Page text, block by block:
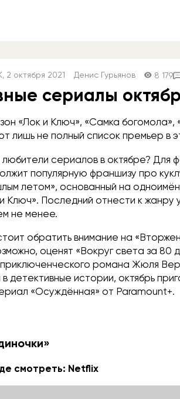
, 2 октября 2021 Денис Гурьянов 8 179
сериалы
«Лок и Ключ», «Самка богомола»,
лишь не полный список премьер в
любители сериалов в октябре? Для
популярную франшизу про
летом», основанный на
Ключ». Последний отнести к жанру
не менее.
обратить внимание на
оценят «Вокруг света за 80
романа Жюля
детективные истории, октябрь
«Осуждённая» от Paramount+.
смотреть: Netflix